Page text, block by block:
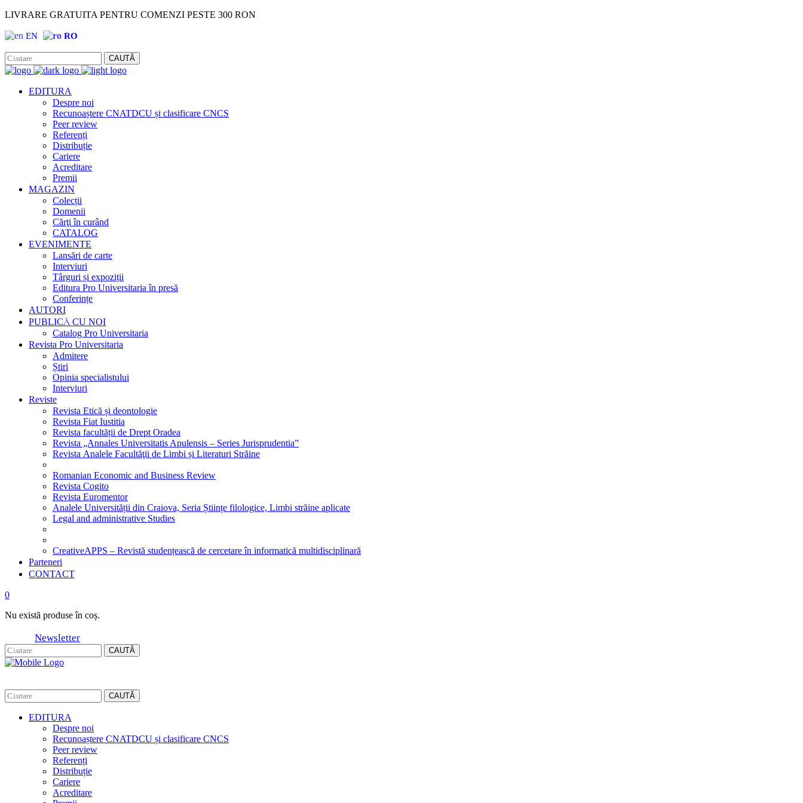
LIVRARE GRATUITA PENTRU COMENZI PESTE 300 RON
EN RO
CAUTĂ
EDITURA
Despre noi
Recunoaștere CNATDCU și clasificare CNCS
Peer review
Referenți
Distribuție
Cariere
Acreditare
Premii
MAGAZIN
Colecții
Domenii
Cărţi în curând
CATALOG
EVENIMENTE
Lansări de carte
Interviuri
Târguri și expoziții
Editura Pro Universitaria în presă
Conferințe
AUTORI
PUBLICĂ CU NOI
Catalog Pro Universitaria
Revista Pro Universitaria
Admitere
Știri
Opinia specialistului
Interviuri
Reviste
Revista Etică și deontologie
Revista Fiat Iustitia
Revista facultății de Drept Oradea
Revista „Annales Universitatis Apulensis – Series Jurisprudentia”
Revista Analele Facultăţii de Limbi și Literaturi Străine
Romanian Economic and Business Review
Revista Cogito
Revista Euromentor
Analele Universității din Craiova, Seria Științe filologice, Limbi străine aplicate
Legal and administrative Studies
CreativeAPPS – Revistă studențească de cercetare în informatică multidisciplinară
Parteneri
CONTACT
0
Nu există produse în coș.
Newsletter
CAUTĂ
CAUTĂ
EDITURA
Despre noi
Recunoaștere CNATDCU și clasificare CNCS
Peer review
Referenți
Distribuție
Cariere
Acreditare